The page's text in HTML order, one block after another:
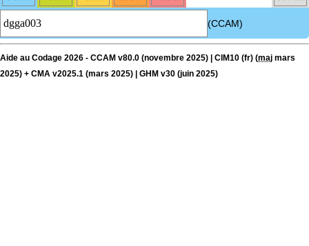
(CCAM)
Aide au Codage 2026 - CCAM v80.0 (novembre 2025) | CIM10 (fr) (maj mars
2025) + CMA v2025.1 (mars 2025) | GHM v30 (juin 2025)